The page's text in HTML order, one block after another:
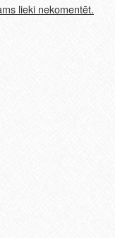
lieki nekomentēt.